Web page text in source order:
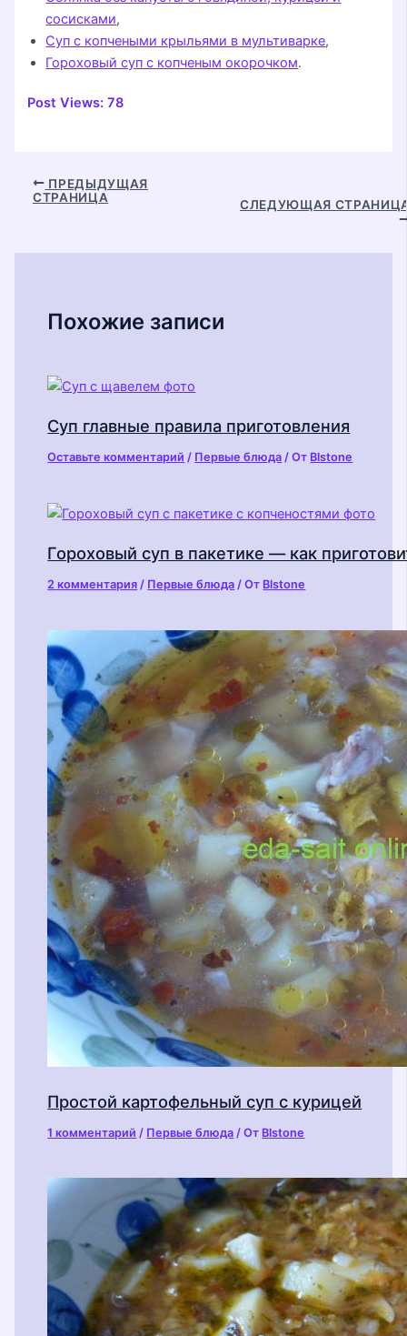
сосисками,
Суп с копчеными крыльями в мультиварке,
Гороховый суп с копченым окорочком.
Post Views: 78
Навигация
ПРЕДЫДУЩАЯ
СТРАНИЦА
СЛЕДУЮЩАЯ
Похожие записи
Суп главные правила приготовления
Оставьте комментарий / Первые блюда / От Blstone
Гороховый суп в пакетике — как
2 комментария / Первые блюда / От Blstone
Простой картофельный суп с курицей
1 комментарий / Первые блюда / От Blstone